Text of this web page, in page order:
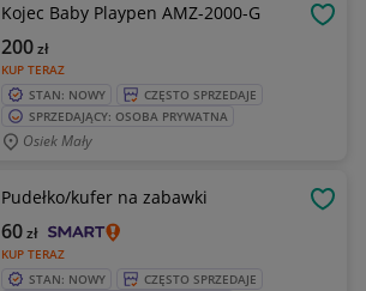
Kojec Baby Playpen AMZ-2000-G
KUP TERAZ
200zł
STAN: NOWY
CZĘSTO SPRZEDAJE
SPRZEDAJĄCY: OSOBA PRYWATNA
Osiek Mały
Pudełko/kufer na zabawki
KUP TERAZ
60zł
STAN: NOWY
CZĘSTO SPRZEDAJE